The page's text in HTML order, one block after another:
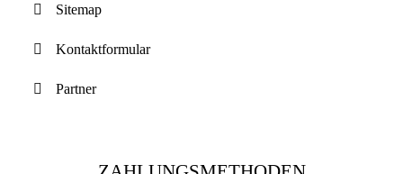
Sitemap
Kontaktformular
Partner